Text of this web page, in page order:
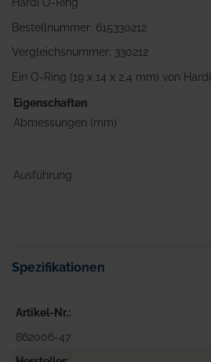
Hardi O-Ring
Bestellnummer: 615330212
Vergleichsnummer: 330212
Ein O-Ring (19 x 14 x 2,4 mm) von Hardi.
Eigenschaften
Abmessungen (mm)
Ausführung
Spezifikationen
Artikel-Nr.
862006-47